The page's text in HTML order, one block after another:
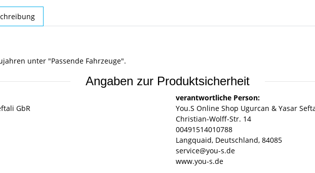
unter "Passende Fahrzeuge".
Angaben zur Produktsicherheit
GbR
verantwortliche Person:
You.S Online Shop Ugurcan & Yasar
Christian-Wolff-Str. 14
00491514010788
Langquaid, Deutschland, 84085
service@you-s.de
www.you-s.de